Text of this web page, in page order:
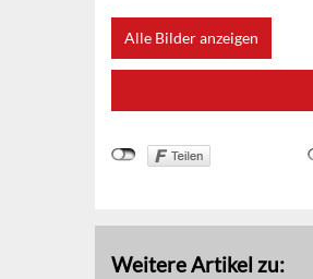
Alle Bilder anzeigen
Weitere Artikel zu: